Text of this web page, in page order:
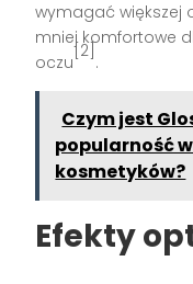
wymagać większej
mniej komfortowe
oczu
[2]
.
Czym jest
popularność
kosmetyków?
Efekty